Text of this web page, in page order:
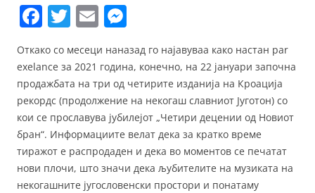
F
c
e
b
o
o
k
T
itt
er
E
ai
l
ss
e
n
g
er
Откако со месеци наназад го најавуваа како настан par
exelance за 2021 година, конечно, на 22 јануари започна
продажбата на три од четирите изданија на Кроација
рекордс (продолжение на некогаш славниот Југотон) со
кои се прославува јубилејот „Четири децении од Новиот
бран“. Информациите велат дека за кратко време
тиражот е распродаден и дека во моментов се печатат
нови плочи, што значи дека љубителите на музиката на
некогашните југословенски простори и понатаму